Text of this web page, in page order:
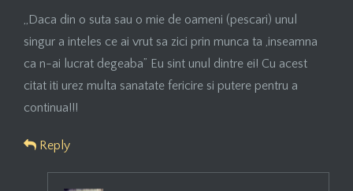
,,Daca din o suta sau o mie de oameni (pescari) unul
singur a inteles ce ai vrut sa zici prin munca ta ,inseamna
ca n-ai lucrat degeaba” Eu sint unul dintre ei! Cu acest
citat iti urez multa sanatate fericire si putere pentru a
continua!!!
Reply